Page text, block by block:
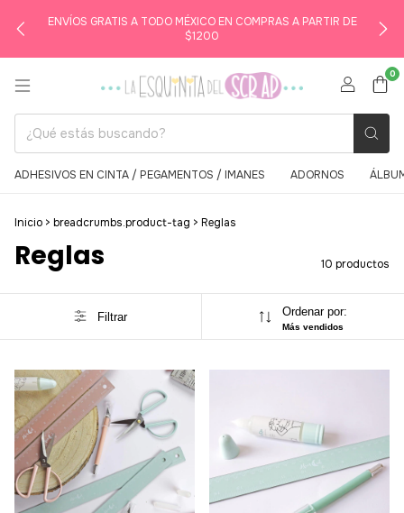
ENVÍOS GRATIS A TODO MÉXICO EN COMPRAS A PARTIR DE
$1200
0
ADHESIVOS EN CINTA / PEGAMENTOS / IMANES ADORNOS
Inicio > breadcrumbs.product-tag > Reglas
Reglas 10 productos
Filtrar Ordenar por:
Más vendidos